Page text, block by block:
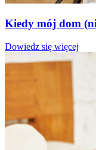
Kiedy mój dom
Dowiedz się więcej